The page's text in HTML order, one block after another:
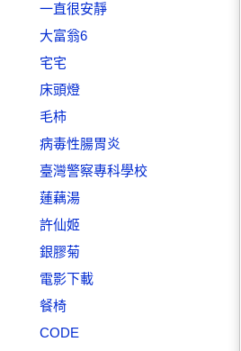
一直很安靜
大富翁6
宅宅
床頭燈
毛柿
病毒性腸胃炎
臺灣警察專科學校
蓮藕湯
許仙姬
銀膠菊
電影下載
餐椅
CODE